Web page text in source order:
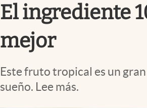
Vida y estilo
Tv
Espiritualidad
El ingrediente
mejor
Este fruto tropical es un
sueño. Lee más.